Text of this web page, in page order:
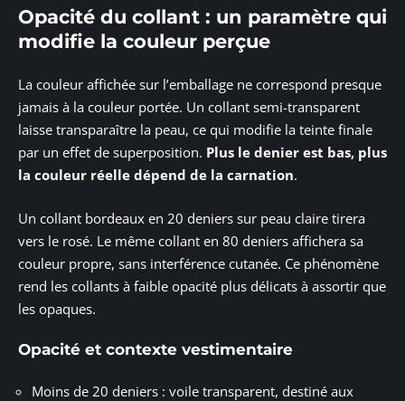
Opacité du collant : un paramètre qui
modifie la couleur perçue
La couleur affichée sur l’emballage ne correspond presque
jamais à la couleur portée. Un collant semi-transparent
laisse transparaître la peau, ce qui modifie la teinte finale
par un effet de superposition. Plus le denier est bas, plus
la couleur réelle dépend de la carnation.
Un collant bordeaux en 20 deniers sur peau claire tirera
vers le rosé. Le même collant en 80 deniers affichera sa
couleur propre, sans interférence cutanée. Ce phénomène
rend les collants à faible opacité plus délicats à assortir que
les opaques.
Opacité et contexte vestimentaire
Moins de 20 deniers : voile transparent, destiné aux